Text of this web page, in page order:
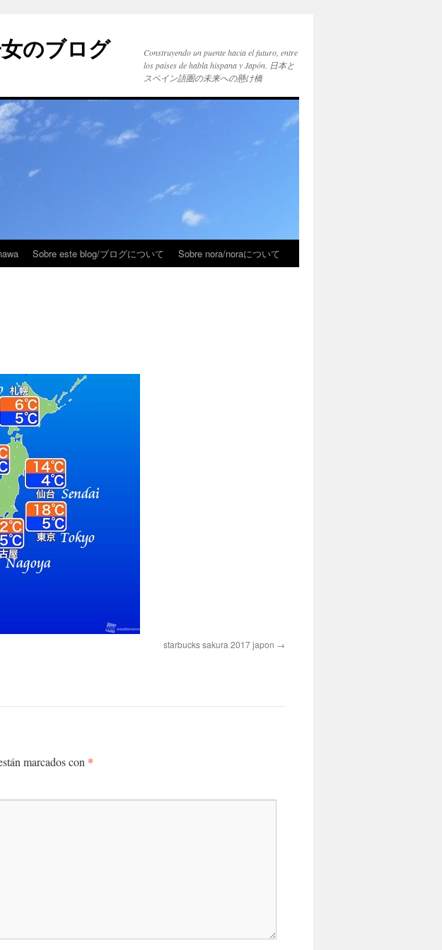
のブログ
Construyendo un puente hacia el futuro, entre
los países de habla hispana y Japón. 日本と
スペイン語圏の未来への懸け橋
Sobre este blog/ブログについて Sobre nora/noraについて
starbucks sakura 2017 japon
marcados con *